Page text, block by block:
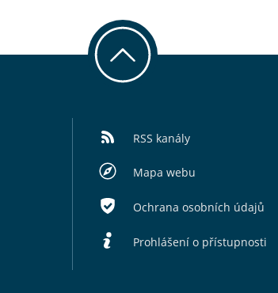
RSS kanály
Mapa webu
Ochrana osobních údajů
Prohlášení o přístupnosti